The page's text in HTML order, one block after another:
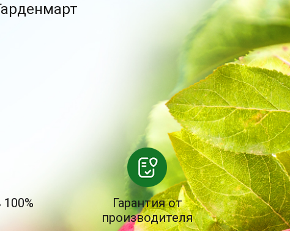
Гарантия от
производителя